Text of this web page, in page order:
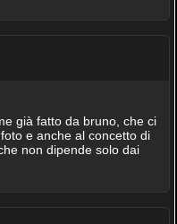
già fatto da bruno, che ci
e anche al concetto di
non dipende solo dai